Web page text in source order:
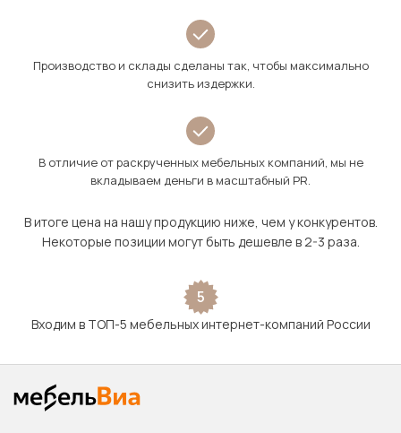
Производство и склады сделаны так, чтобы максимально
снизить издержки.
В отличие от раскрученных мебельных компаний, мы не
вкладываем деньги в масштабный PR.
В итоге цена на нашу продукцию ниже, чем у конкурентов.
Некоторые позиции могут быть дешевле в 2-3 раза.
5
Входим в ТОП-5 мебельных интернет-компаний России